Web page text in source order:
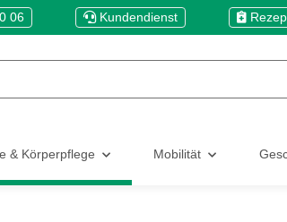
06 Kundendienst
& Körperpflege Mobilität